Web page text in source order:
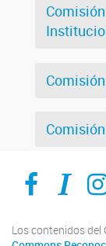
Intranet-IFIS
Los contenidos del